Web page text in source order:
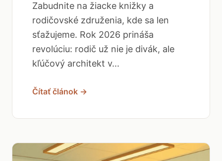
Zabudnite na žiacke knižky a
rodičovské združenia, kde sa len
sťažujeme. Rok 2026 prináša
revolúciu: rodič už nie je divák, ale
kľúčový architekt v...
Čítať článok →